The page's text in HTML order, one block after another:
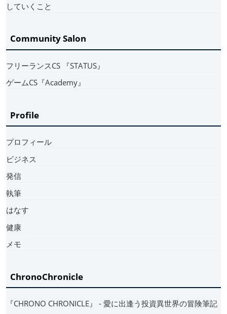
していくこと
Community Salon
フリーランスCS 『STATUS』
ゲームCS『Academy』
Profile
プロフィール
ビジネス
発信
執筆
はなす
健康
メモ
ChronoChronicle
『CHRONO CHRONICLE』 ‐ 愛に出逢う投資異世界の冒険筆記